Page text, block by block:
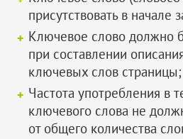
присутствовать в начале
Ключевое слово должно
при составлении
ключевых слов страницы;
Частота употребления в
ключевого слова не
от общего количества